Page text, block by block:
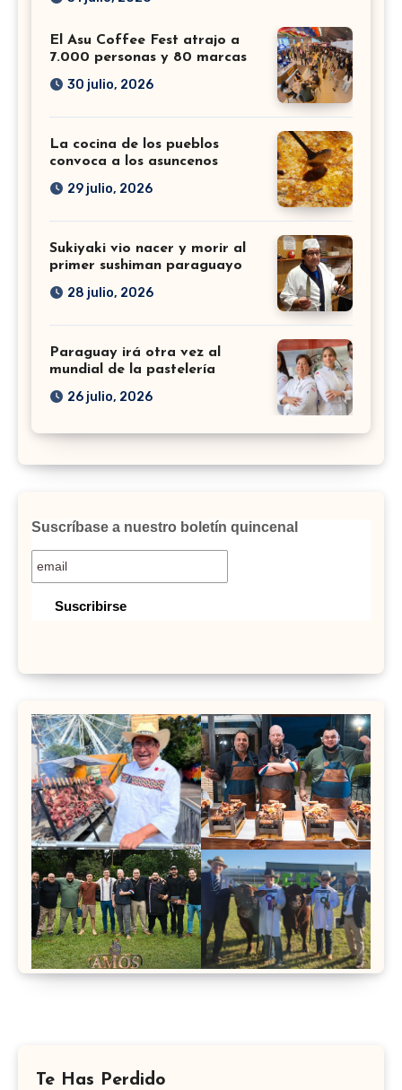
El Asu Coffee Fest atrajo a
7.000 personas y 80 marcas
30 julio, 2026
La cocina de los pueblos
convoca a los asuncenos
29 julio, 2026
Sukiyaki vio nacer y morir al
primer sushiman paraguayo
28 julio, 2026
Paraguay irá otra vez al
mundial de la pastelería
26 julio, 2026
Suscríbase a nuestro boletín quincenal
Te Has Perdido